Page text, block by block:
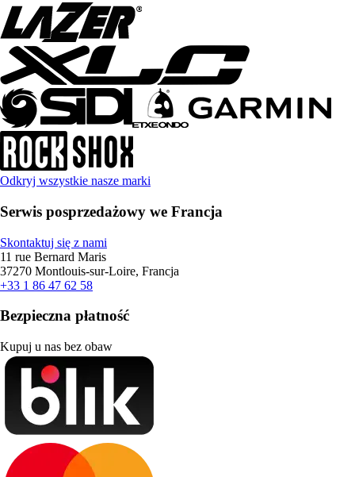
Odkryj wszystkie nasze marki
Serwis posprzedażowy we Francja
Skontaktuj się z nami
11 rue Bernard Maris
37270 Montlouis-sur-Loire, Francja
+33 1 86 47 62 58
Bezpieczna płatność
Kupuj u nas bez obaw